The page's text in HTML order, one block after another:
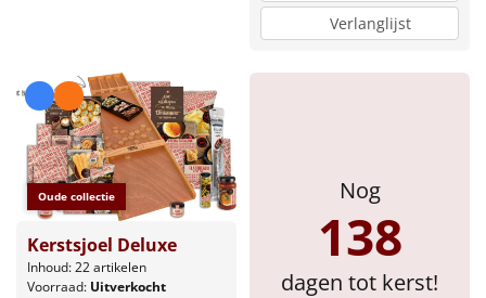
Overige
Ideeën
Personeel
Doe het zelf
Verlanglijst
Oude collectie
Kerstsjoel Deluxe
Inhoud: 22 artikelen
Voorraad: Uitverkocht
Nog
138
dagen tot kerst!